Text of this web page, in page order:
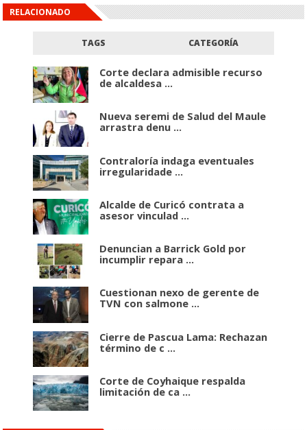
RELACIONADO
TAGS CATEGORÍA
Corte declara admisible recurso
de alcaldesa ...
Nueva seremi de Salud del Maule
arrastra denu ...
Contraloría indaga eventuales
irregularidade ...
Alcalde de Curicó contrata a
asesor vinculad ...
Denuncian a Barrick Gold por
incumplir repara ...
Cuestionan nexo de gerente de
TVN con salmone ...
Cierre de Pascua Lama: Rechazan
término de c ...
Corte de Coyhaique respalda
limitación de ca ...